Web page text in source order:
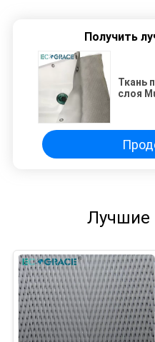
Получить
Ткань
слоя
Лучшие